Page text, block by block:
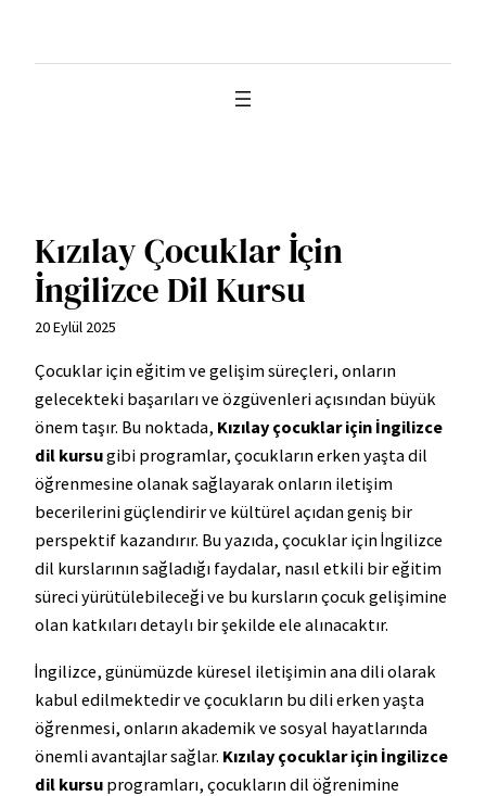
Kızılay Çocuklar İçin
İngilizce Dil Kursu
20 Eylül 2025
Çocuklar için eğitim ve gelişim süreçleri, onların
gelecekteki başarıları ve özgüvenleri açısından büyük
önem taşır. Bu noktada, Kızılay çocuklar için İngilizce
dil kursugibi programlar, çocukların erken yaşta dil
öğrenmesine olanak sağlayarak onların iletişim
becerilerini güçlendirir ve kültürel açıdan geniş bir
perspektif kazandırır. Bu yazıda, çocuklar için İngilizce
dil kurslarının sağladığı faydalar, nasıl etkili bir eğitim
süreci yürütülebileceği ve bu kursların çocuk gelişimine
olan katkıları detaylı bir şekilde ele alınacaktır.
İngilizce, günümüzde küresel iletişimin ana dili olarak
kabul edilmektedir ve çocukların bu dili erken yaşta
öğrenmesi, onların akademik ve sosyal hayatlarında
önemli avantajlar sağlar. Kızılay çocuklar için İngilizce
dil kursu programları, çocukların dil öğrenimine